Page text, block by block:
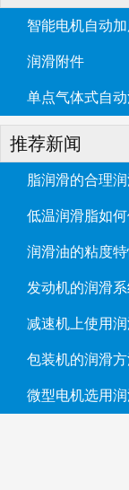
智能电机自动
润滑附件
单点气体式自
推荐新闻
脂润滑的合理
低温润滑脂如
润滑油的粘度特
发动机的润滑
减速机上使用
包装机的润滑
微型电机选用